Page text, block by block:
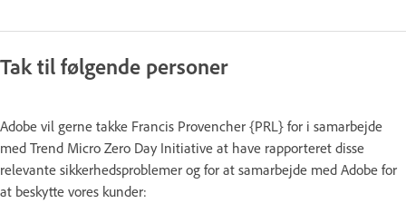
Tak til følgende personer
Adobe vil gerne takke Francis Provencher {PRL} for i samarbejde
med Trend Micro Zero Day Initiative at have rapporteret disse
relevante sikkerhedsproblemer og for at samarbejde med Adobe for
at beskytte vores kunder: